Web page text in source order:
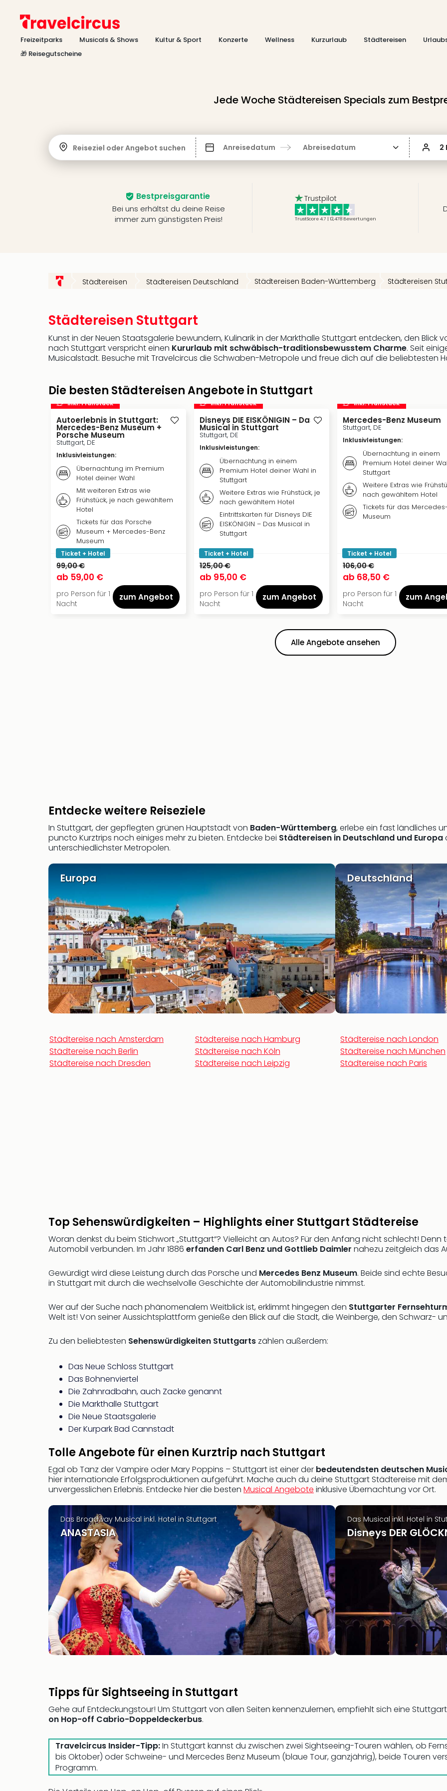
Freizeitparks Musicals & Shows Kultur & Sport Konzerte Wellness Kurzurlaub Städtereisen
🎁 Reisegutscheine
Jede Woche Städtereisen Specials zum
Reiseziel oder Angebot suchen Anreisedatum Abreisedatum 2
Bestpreisgarantie
Bei uns erhältst du deine Reise
immer zum günstigsten Preis!
Trustpilot
TrustScore 4.7 | 12,478 Bewertungen
Städtereisen Städtereisen Deutschland Städtereisen Baden-Württemberg Städtereisen
Städtereisen Stuttgart
Kunst in der Neuen Staatsgalerie bewundern, Kulinarik in der Markthalle Stuttgart entdecken, den Blick
nach Stuttgart verspricht einen Kururlaub mit schwäbisch-traditionsbewusstem Charme. Seit
Musicalstadt. Besuche mit Travelcircus die Schwaben-Metropole und freue dich auf die beliebtesten
Die besten Städtereisen Angebote in Stuttgart
inkl. Frühstück
Autoerlebnis in Stuttgart:
Mercedes-Benz Museum +
Porsche Museum
Stuttgart, DE
Inklusivleistungen:
Übernachtung im Premium
Hotel deiner Wahl
Mit weiteren Extras wie
Frühstück, je nach gewähltem
Hotel
Tickets für das Porsche
Museum + Mercedes-Benz
Museum
Ticket + Hotel
99,00 €
ab 59,00 €
pro Person für 1
Nacht
zum Angebot
inkl. Frühstück
Disneys DIE EISKÖNIGIN – Das
Musical in Stuttgart
Stuttgart, DE
Inklusivleistungen:
Übernachtung in einem
Premium Hotel deiner Wahl in
Stuttgart
Weitere Extras wie Frühstück, je
nach gewähltem Hotel
Eintrittskarten für Disneys DIE
EISKÖNIGIN – Das Musical in
Stuttgart
Ticket + Hotel
125,00 €
ab 95,00 €
pro Person für 1
Nacht
zum Angebot
inkl. Frühstück
Mercedes-Benz Museum
Stuttgart, DE
Inklusivleistungen:
Übernachtung in einem
Premium Hotel deiner
Stuttgart
Weitere Extras wie
nach gewähltem Hotel
Tickets für das
Museum
Ticket + Hotel
106,00 €
ab 68,50 €
pro Person für 1
Nacht
zum
Alle Angebote ansehen
Entdecke weitere Reiseziele
In Stuttgart, der gepflegten grünen Hauptstadt von Baden-Württemberg, erlebe ein fast ländliches
puncto Kurztrips noch einiges mehr zu bieten. Entdecke bei Städtereisen in Deutschland und Europa
unterschiedlichster Metropolen.
Europa Deutschland
Städtereise nach Amsterdam
Städtereise nach Berlin
Städtereise nach Dresden
Städtereise nach Hamburg
Städtereise nach Köln
Städtereise nach Leipzig
Städtereise nach London
Städtereise nach München
Städtereise nach Paris
Top Sehenswürdigkeiten – Highlights einer Stuttgart Städtereise
Woran denkst du beim Stichwort „Stuttgart“? Vielleicht an Autos? Für den Anfang nicht schlecht!
Automobil verbunden. Im Jahr 1886 erfanden Carl Benz und Gottlieb Daimler nahezu zeitgleich das
Gewürdigt wird diese Leistung durch das Porsche und Mercedes Benz Museum. Beide sind echte
in Stuttgart mit durch die wechselvolle Geschichte der Automobilindustrie nimmst.
Wer auf der Suche nach phänomenalem Weitblick ist, erklimmt hingegen den Stuttgarter
Welt ist! Von seiner Aussichtsplattform genieße den Blick auf die Stadt, die Weinberge, den Schwarz-
Zu den beliebtesten Sehenswürdigkeiten Stuttgarts zählen außerdem:
Das Neue Schloss Stuttgart
Das Bohnenviertel
Die Zahnradbahn, auch Zacke genannt
Die Markthalle Stuttgart
Die Neue Staatsgalerie
Der Kurpark Bad Cannstadt
Tolle Angebote für einen Kurztrip nach Stuttgart
Egal ob Tanz der Vampire oder Mary Poppins – Stuttgart ist einer der bedeutendsten deutschen
hier internationale Erfolgsproduktionen aufgeführt. Mache auch du deine Stuttgart Städtereise mit
unvergesslichen Erlebnis. Entdecke hier die besten Musical Angebote inklusive Übernachtung vor Ort.
Das Broadway Musical inkl. Hotel in Stuttgart
ANASTASIA
Das Musical inkl. Hotel in
Disneys DER
Tipps für Sightseeing in Stuttgart
Gehe auf Entdeckungstour! Um Stuttgart von allen Seiten kennenzulernen, empfiehlt sich eine
on Hop-off Cabrio-Doppeldeckerbus.
Travelcircus Insider-Tipp:In Stuttgart kannst du zwischen zwei Sightseeing-Touren wählen, ob
bis Oktober) oder Schweine- und Mercedes Benz Museum (blaue Tour, ganzjährig), beide Touren
Programm.